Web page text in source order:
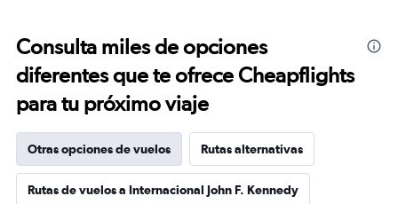
Consulta miles de opciones
diferentes que te ofrece Cheapflights
para tu próximo viaje
Otras opciones de vuelos Rutas alternativas
Rutas de vuelos a Internacional John F. Kennedy